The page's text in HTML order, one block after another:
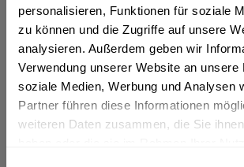
personalisieren, Funktionen für soziale
zu können und die Zugriffe auf unsere
analysieren. Außerdem geben wir
Verwendung unserer Website an unsere
soziale Medien, Werbung und Analysen
Partner führen diese Informationen
weiteren Daten zusammen, die Sie
Artikel-Nr.: 14511
Beschreibung
DE-ÖKO-012
mehr